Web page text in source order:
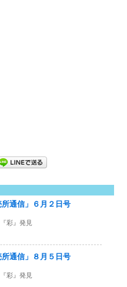
所通信」６月２日号
彩』発見
所通信」８月５日号
彩』発見